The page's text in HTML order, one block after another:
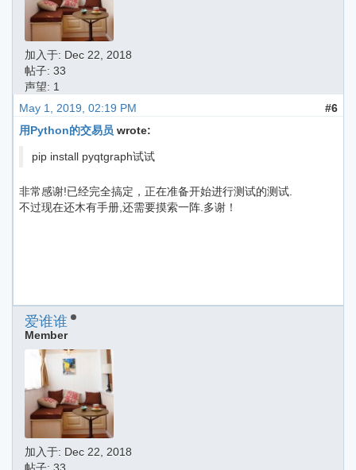
加入于: Dec 22, 2018
帖子: 33
声望: 1
May 1, 2019, 02:19 PM
#6
用Python的交易员 wrote:
pip install pyqtgraph试试
非常感谢!已经完全搞定，正在准备开始进行测试的测试.
不过现在还木有手册,还需要摸索一阵.多谢！
爱谁谁
Member
加入于: Dec 22, 2018
帖子: 33